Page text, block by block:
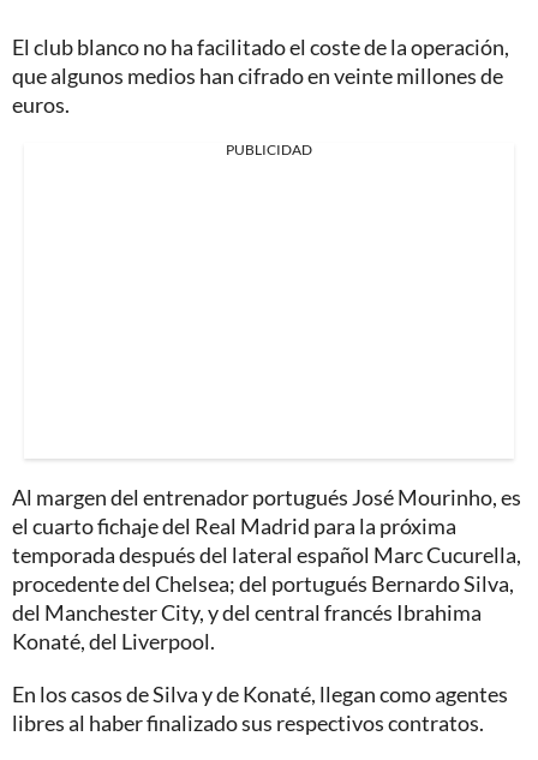
El club blanco no ha facilitado el coste de la operación,
que algunos medios han cifrado en veinte millones de
euros.
PUBLICIDAD
Al margen del entrenador portugués José Mourinho, es
el cuarto fichaje del Real Madrid para la próxima
temporada después del lateral español Marc Cucurella,
procedente del Chelsea; del portugués Bernardo Silva,
del Manchester City, y del central francés Ibrahima
Konaté, del Liverpool.
En los casos de Silva y de Konaté, llegan como agentes
libres al haber finalizado sus respectivos contratos.